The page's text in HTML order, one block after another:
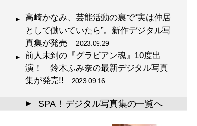
高崎かなみ、芸能活動の裏で“実は仲居
として働いていたら”。新作デジタル写
真集が発売 2023.09.29
前人未到の『グラビアン魂』10度出
演！ 鈴木ふみ奈の最新デジタル写真
集が発売!!
2023.09.16
▲ SPA！デジタル写真集の一覧へ